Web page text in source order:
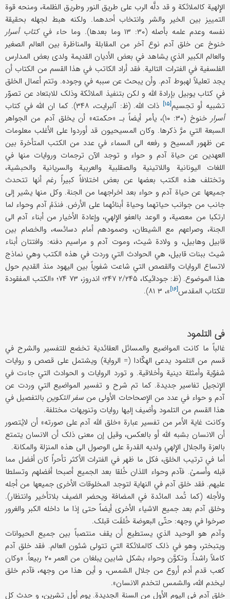
الإِلهیة کالملائکة و قد دلَّه الرب علی طریق النور وطریق الظلمة، ومنحه قوة
التمییز بین الخیر والشر وانتخاب أحدهما. ولکنه هبط لجهله بحقیقة
نفسه وعدم علمه بأصله (۳۰: ۱۳ وما بعدها). وما حاء في
کتاب أسرار
خنوخ عن خلق آدم نوع آخر من المقابلة والمناظرة بین العالم الصغیر
والعالم الکبیر الذي یشاهد ‌في بعض الأدیان القدیمة ولدی بعض المدارس
الفلسفیة في الفترات التالیة. فقد أراد الکاتب ‌في هذا القسم من الکتاب أن
یجد تعلیلاً لهبوط آدم. وأن یبحث عن سببه في وجوده. وتتم أعمال الخلق
في کتاب یوبیل بإرادة اللَّه و لکن بتنفیذ الملائکة وذلک للابتعاد عن تصوّر
تشبیه أو تجسیم[۱۵]
ذات اللَّه. (ظ: آلبرایت، ۳۴۸). کما ان اللَّه في کتاب
أسرار
خنوخ (۳۰: ۱۰)، یأمر أیضاً بـ «حکمته» أن یخلق آدم من الجواهر
السبعة التي مرَّ ذکرها. وکان المسیحیون قد أوردوا علی الأغلب معلومات
عن ظهور المسیح و رفعه الی السماء ‌في عدد من الکتب المتأخرة بین
العهدین عن حیاة آدم و حواء و توجد الآن ترجمات وروایات منها ‌في
اللغات الیونانیة واللاتینیة والصقلبیة والعربیة والسریانیة والحبشیة،
وتختلف هذه الکتب بعضها عن بعض اختلافاً کبیراً رغم أنها تتحدث
جمیعها عن حیاة آدم و حواء بعد اخراجهما من الجنة. وکل منها یشیر إلی
جانب من جوانب حیاتهما وحیاة أبنائهما علی الأرض. فندَمُ آدم وحواء لما
ارتکبا من معصیة، و الوعد بالعفو الإِلهي، وإعادة الأخیار من أبناء آدم الی
الجنة، وصراعهم مع الشیطان، وصمودهم أمام دسائسه، والخصام بین
قابیل وهابیل، و ولادة شیث، وموت آدم و مراسیم دفنه: وافتتان أبناء
شیث ببنات قابیل، هي الحوادث التي وردت في هذه الکتب وهي نماذج
لاتساع الروایات والقصص التي شاعت شفویاً بین الیهود منذ القدیم حول
هذا الموضوع. (ظ: جودائیکا، ۲/۲۴۵ ۲۴۷؛ اندروز، ۷۳ ۷۴؛ «
الکتب المفقودة
للکتاب المقدس[۱۶] »، ۳ ۸۱).
في التلمود
غالباً ما کانت المواضیع والمسائل العقائدیة تخضع للتفسیر والشرح في
قسم من التلمود یدعی الهکّادا (= الروایة) ویشتمل علی قصص و روایات
شفوّیة وأمثلة دینیة وأخلاقیة. و تورد الروایات و الحوادث التي جاءت في
الإِنجیل تفاسیر جدیدة. کما تم شرح و تفسیر المواضیع التي وردت عن
آدم و حواء في عدد من الإِصحاحات الأولی من سفر التکوینبالتفصیل في
هذا القسم من التلمود وأضیف إلیها روایات وتنویهات مختلفة.
وکانت غایة الأمر من تفسیر عبارة «خلق اللَّه آدم علی صورته» أن لایُتصور
أن الانسان بشبه اللَّه أو بالعکس، وقیل إن معنی ذلک أن الانسان یتمتع
بالعزة والجلال الإِلهي ولدیه القدرة علی الوصول الی هذه المنزلة والمکانة.
أما في ترتیب الخلق، فکل ما ظهر في الفترات الأکثر تأحراً کان أفضل مما
قبله وأسمیٰ. فآدم وحواء اللذان خُلقا بعد الجمیع أصبحا أفضلهم وتسلطا
علیهم. فقد خلق آدم في النهایة لتوجد المخلوقات الأخری جمیعها من أجله
ولأجله (کما تُمد المائدة في المضافة ویحضر الضیف بلاتأخیر وانتظار).
وخلق آدم بعد جمیع الاشیاء الأخری أیضاً حتی إذا ما داخله الکبر والغرور
صرخوا في وجهه: حتّی البعوضة خُلقَت قبلک.
وآدم هو الوحید الذي یستطیع أن یقف منتصباً بین جمیع الحیوانات
ویتبختر، وهو في ذلک کالملائکة التي تتولی شئون العالم. فقد خلق آدم
کاملاً راشداً. وتکوَّن وحواء بشکل شابین یبلغان من العمر ۲۰ ربیعاً. «وکان
کعب قدم أدم أروع من جلال الشمس، و أین هذا من وجهه، فآدم خلق
لیخدم اللَّه، والشمس لتخدم الانسان».
خلق آدم في الیوم الأول من السنة الجدیدة. یوم أول تشرین، و حدث کل